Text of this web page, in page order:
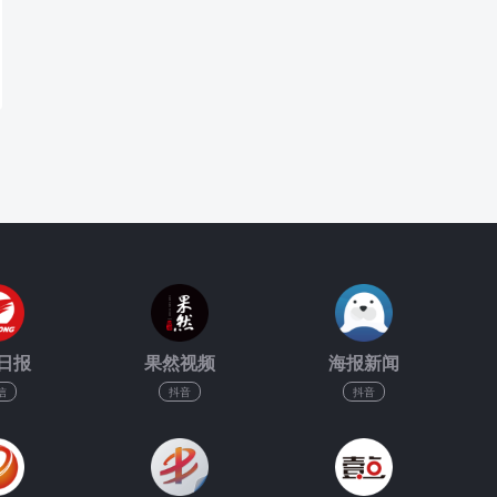
报 果然视频
抖音
海报新闻
抖音